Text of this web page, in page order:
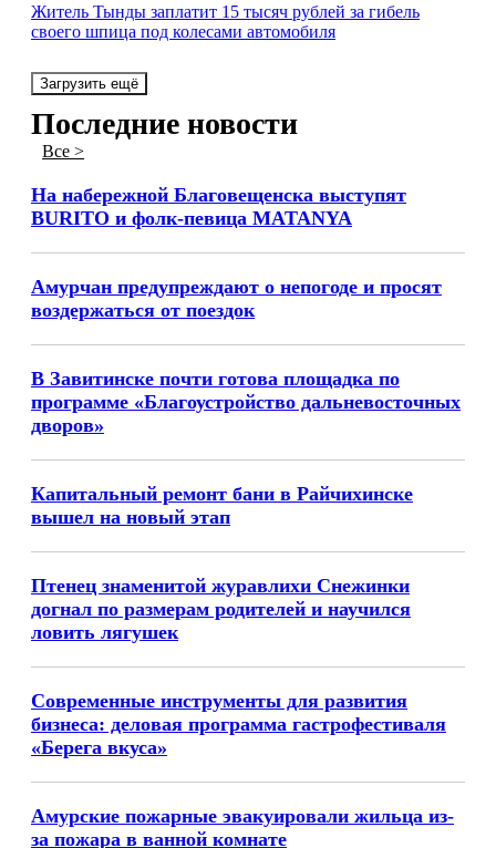
Житель Тынды заплатит 15 тысяч рублей за гибель
своего шпица под колесами автомобиля
Загрузить ещё
Последние новости
Все >
На набережной Благовещенска выступят
BURITO и фолк-певица MATANYA
Амурчан предупреждают о непогоде и просят
воздержаться от поездок
В Завитинске почти готова площадка по
программе «Благоустройство дальневосточных
дворов»
Капитальный ремонт бани в Райчихинске
вышел на новый этап
Птенец знаменитой журавлихи Снежинки
догнал по размерам родителей и научился
ловить лягушек
Современные инструменты для развития
бизнеса: деловая программа гастрофестиваля
«Берега вкуса»
Амурские пожарные эвакуировали жильца из-
за пожара в ванной комнате